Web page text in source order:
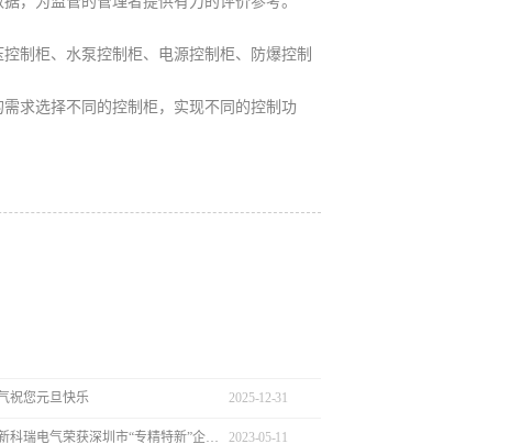
柜、水泵控制柜、电源控制柜、防爆控制
求选择不同的控制柜，实现不同的控制功
祝您元旦快乐 2025-12-31
热烈庆祝新科瑞电气荣获深圳市“专精特新”企业认定 2023-05-11